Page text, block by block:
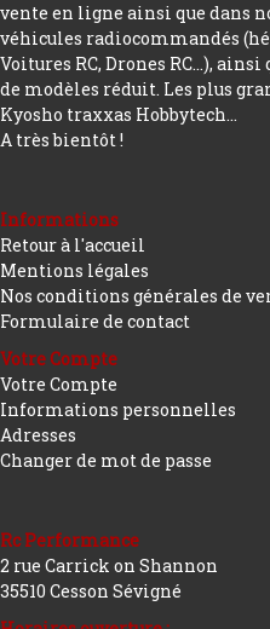
vente en ligne ainsi que dans
véhicules radiocommandés
Voitures RC, Drones RC…),
de modèles réduit. Les plus
Kyosho traxxas Hobbytech...
A très bientôt !
Informations
Retour à l'accueil
Mentions légales
Nos conditions générales de
Formulaire de contact
Votre Compte
Votre Compte
Informations personnelles
Adresses
Changer de mot de passe
Rc Performance
2 rue Carrick on Shannon
35510 Cesson Sévigné